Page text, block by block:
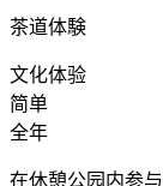
茶道体験
文化体验
简单
全年
在休憩公园内参